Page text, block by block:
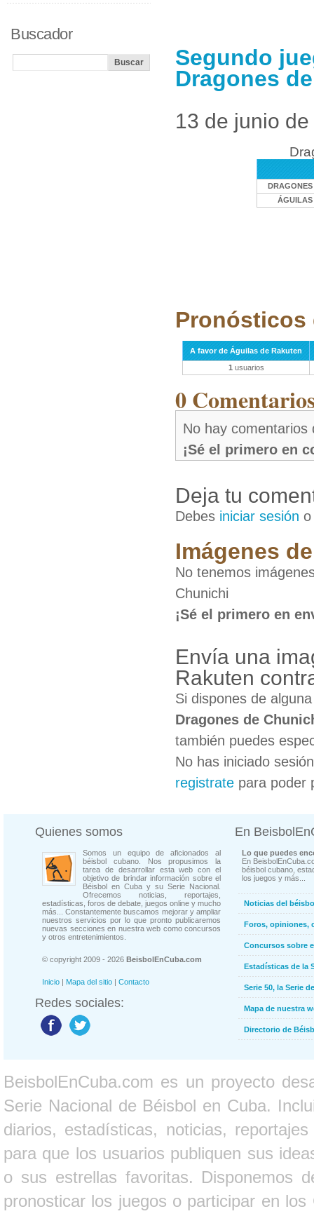
Segundo
Dragones
13 de junio
ÁGUILAS
Pronósticos
A favor de Águilas de Rakuten
1 usuarios
0
No hay comentarios
¡Sé el primero en
Deja tu
Debes iniciar sesión
Imágenes
No tenemos
Chunichi
¡Sé el primero en
Envía una
Rakuten
Si dispones de
Dragones de
también puedes
No has iniciado
registrate para poder
Buscador
Quienes somos
Somos un equipo de aficionados al
béisbol cubano. Nos propusimos la
tarea de desarrollar esta web con el
objetivo de brindar información sobre el
Béisbol en Cuba y su Serie Nacional.
Ofrecemos noticias, reportajes,
estadísticas, foros de debate, juegos online y mucho
más... Constantemente buscamos mejorar y ampliar
nuestros servicios por lo que pronto publicaremos
nuevas secciones en nuestra web como concursos
y otros entretenimientos.
© copyright 2009 - 2026 BeisbolEnCuba.com
Inicio | Mapa del sitio | Contacto
Redes sociales:
En
Lo que puedes
En
béisbol cubano,
los juegos y más...
Noticias del
Foros, opiniones,
Concursos sobre
Estadísticas de la
Serie 50, la Serie
Mapa de nuestra
Directorio de
BeisbolEnCuba.com es un proyecto
Serie Nacional de Béisbol en Cuba.
diarios, estadísticas, noticias,
para que los usuarios publiquen sus
o sus estrellas favoritas. Disponemos
pronosticar los juegos o participar en